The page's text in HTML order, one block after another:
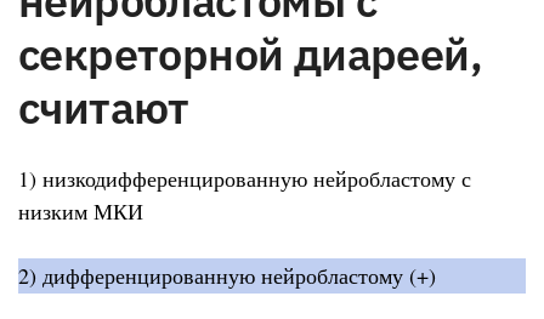
секреторной диареей,
считают
1) низкодифференцированную нейробластому с
низким МКИ
2) дифференцированную нейробластому (+)